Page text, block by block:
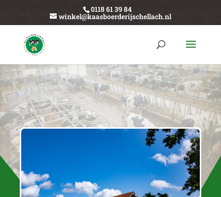
0118 61 39 84
winkel@kaasboerderijschellach.nl